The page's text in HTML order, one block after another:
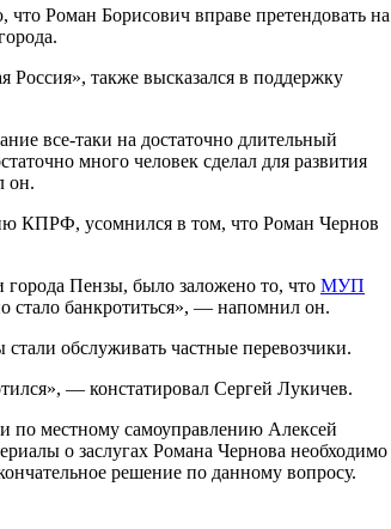
Роман Борисович вправе претендовать на
также высказался в поддержку
все-таки на достаточно длительный
много человек сделал для развития
он.
КПРФ, усомнился в том, что Роман Чернов
Пензы, было заложено то, что МУП
стало банкротиться», — напомнил он.
обслуживать частные перевозчики.
— констатировал Сергей Лукичев.
по местному самоуправлению Алексей
о заслугах Романа Чернова необходимо
решение по данному вопросу.